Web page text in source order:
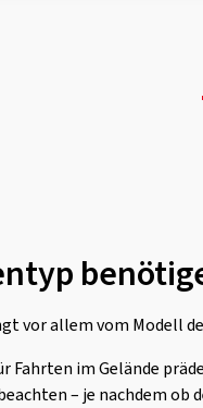
vor allem vom Modell
Fahrten im Gelände
– je nachdem ob